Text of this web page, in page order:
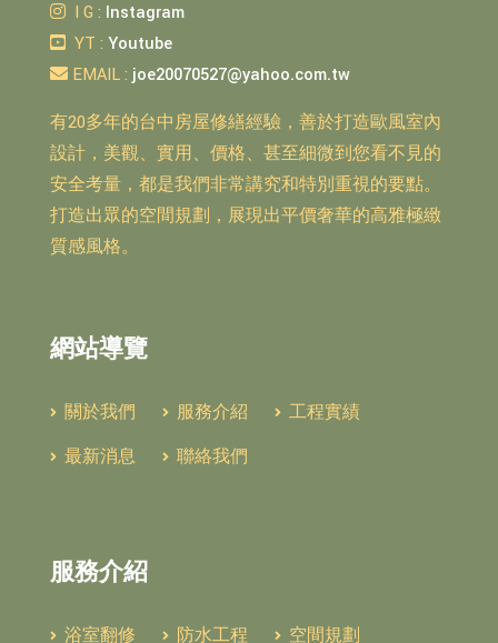
I G : Instagram
YT : Youtube
EMAIL : joe20070527@yahoo.com.tw
有20多年的台中房屋修繕經驗，善於打造歐風室內
設計，美觀、實用、價格、甚至細微到您看不見的
安全考量，都是我們非常講究和特別重視的要點。
打造出眾的空間規劃，展現出平價奢華的高雅極緻
質感風格。
網站導覽
關於我們 服務介紹
工程實績
最新消息
聯絡我們
服務介紹
浴室翻修 防水工程 空間規劃